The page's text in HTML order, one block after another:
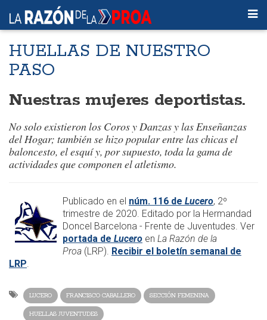
HUELLAS DE NUESTRO
PASO
Nuestras mujeres deportistas.
No solo existieron los Coros y Danzas y las Enseñanzas
del Hogar; también se hizo popular entre las chicas el
baloncesto, el esquí y, por supuesto, toda la gama de
actividades que componen el atletismo.
Publicado en el núm. 116 de Lucero, 2º
trimestre de 2020. Editado por la Hermandad
Doncel Barcelona - Frente de Juventudes. Ver
portada de Lucero en La Razón de la
Proa (LRP). Recibir el boletín semanal de
LRP.
LUCERO FRANCISCO CABALLERO SECCIÓN FEMENINA
HUELLAS JUVENTUDES